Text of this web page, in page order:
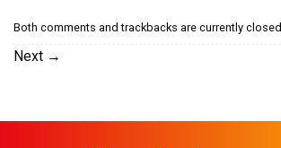
Both comments and trackbacks are currently closed.
Next →